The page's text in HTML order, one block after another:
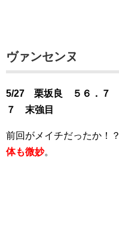
ヴァンセンヌ
5/27 栗坂良 ５６．７
７ 末強目
前回がメイチだったか！
体も微妙。